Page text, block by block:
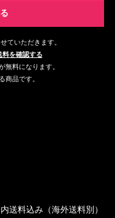
ていただきます。
料を確認する
無料になります。
商品です。
内送料込み（海外送料別）